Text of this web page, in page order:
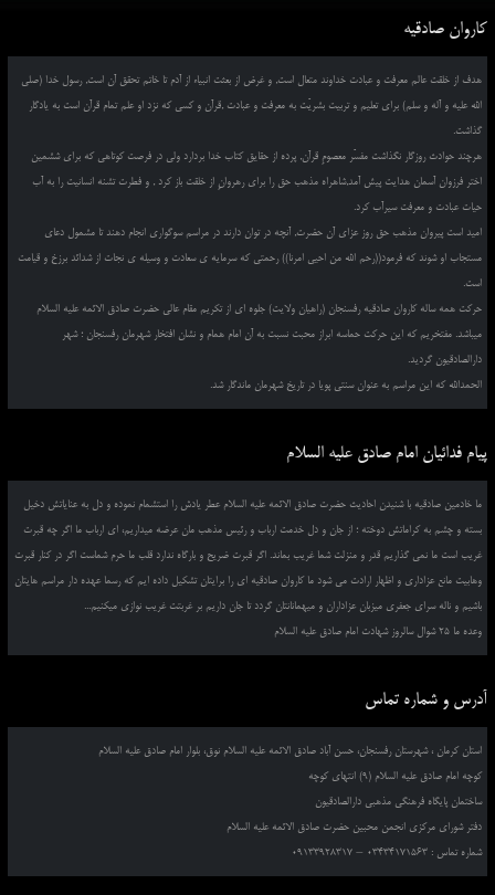
کاروان صادقیه
هدف از خلقت عالم معرفت و عبادت خداوند متعال است, و غرض از بعثت انبیاء از آدم تا خاتم تحقق آن است, رسول خدا (صلی
الله علیه و آله و سلم) برای تعلیم و تربیت بشریّت به معرفت و عبادت ,قرآن و کسی که نزد او علم تمام قرآن است به یادگار
گذاشت.
هرچند حوادث روزگار نگذاشت مفسّر معصومِ قرآن, پرده از حقایق کتاب خدا بردارد ولی در فرصت کوتاهی که برای ششمین
اختر فرزوان آسمان هدایت پیش آمد,شاهراه مذهب حق را برای رهروانِ از خلقت باز کرد , و فطرت تشنه انسانیت را به آب
حیات عبادت و معرفت سیرآب کرد.
امید است پیروان مذهب حق روز عزای آن حضرت, آنچه در توان دارند در مراسم سوگواری انجام دهند تا مشمول دعای
مستجاب او شوند که فرمود((رحم الله من احیی امرنا)) رحمتی که سرمایه ی سعادت و وسیله ی نجات از شدائد برزخ و قیامت
است.
حرکت همه ساله کاروان صادقیه رفسنجان (راهیان ولایت) جلوه ای از تکریم مقام عالی حضرت صادق الائمه علیه السلام
میباشد. مفتخریم که این حرکت حماسه ابراز محبت نسبت به آن امام همام و نشان افتخار شهرمان رفسنجان ؛ شهر
دارالصادقیون گردید.
الحمدالله که این مراسم به عنوان سنتی پویا در تاریخ شهرمان ماندگار شد.
پیام فدائیان امام صادق علیه السلام
ما خادمین صادقیه با شنیدن احادیث حضرت صادق الائمه علیه السلام عطر یادش را استشمام نموده و دل به عنایاتش دخیل
بسته و چشم به کراماتش دوخته ؛ از جان و دل خدمت ارباب و رئیس مذهب مان عرضه میداریم، ای ارباب ما اگر چه قبرت
غریب است ما نمی گذاریم قدر و منزلت شما غریب بماند. اگر قبرت ضریح و بارگاه ندارد قلب ما حرم شماست اگر در کنار قبرت
وهابیت مانع عزاداری و اظهار ارادت می شود ما کاروان صادقیه ای را برایتان تشکیل داده ایم که رسما عهده دار مراسم هایتان
باشیم و ناله سرای جعفری میزبان عزاداران و میهمانانتان گردد تا جان داریم بر غربتت غریب نوازی میکنیم...
وعده ما 25 شوال سالروز شهادت امام صادق علیه السلام
آدرس و شماره تماس
استان کرمان ، شهرستان رفسنجان، حسن آباد صادق الائمه علیه السلام نوق، بلوار امام صادق علیه السلام
کوچه امام صادق علیه السلام (9) انتهای کوچه
ساختمان پایگاه فرهنگی مذهبی دارالصادقیون
دفتر شورای مرکزی انجمن محبین حضرت صادق الائمه علیه السلام
شماره تماس : 03434171563 – 09133928317